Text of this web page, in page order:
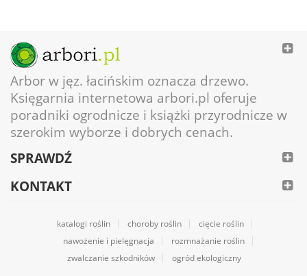
Arbor w jęz. łacińskim oznacza drzewo.
Księgarnia internetowa arbori.pl oferuje
poradniki ogrodnicze i książki przyrodnicze w
szerokim wyborze i dobrych cenach.
SPRAWDŹ
KONTAKT
katalogi roślin choroby roślin
cięcie roślin
nawożenie i pielęgnacja
rozmnażanie roślin
zwalczanie szkodników
ogród ekologiczny